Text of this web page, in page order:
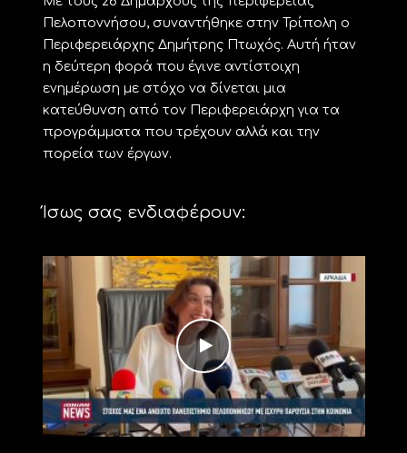
Πελοποννήσου, συναντήθηκε στην Τρίπολη ο
Περιφερειάρχης Δημήτρης Πτωχός. Αυτή ήταν
η δεύτερη φορά που έγινε αντίστοιχη
ενημέρωση με στόχο να δίνεται μια
κατεύθυνση από τον Περιφερειάρχη για τα
προγράμματα που τρέχουν αλλά και την
πορεία των έργων.
Ίσως σας ενδιαφέρουν: